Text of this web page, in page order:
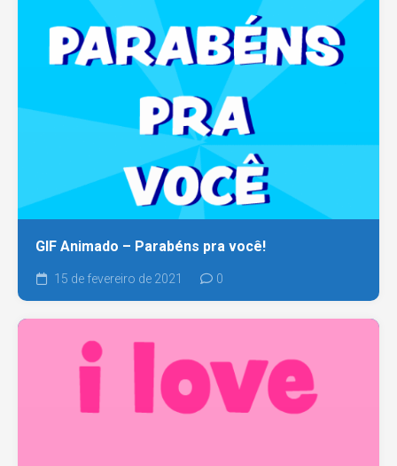
GIF Animado – Parabéns pra você!
15 de fevereiro de 2021 0